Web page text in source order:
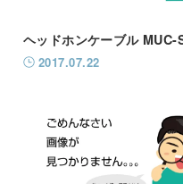
ヘッドホンケーブル MUC-
2017.07.22